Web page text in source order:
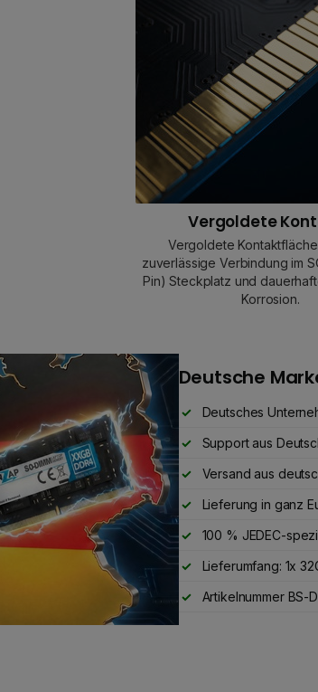
Vergoldete
Vergoldete
zuverlässige Verbindung im
Pin) Steckplatz und
Korrosion.
Deutsche
Deutsches
Support aus
Versand aus
Lieferung in ganz
100 % JEDEC-
Lieferumfang: 1x
Artikelnummer BS-